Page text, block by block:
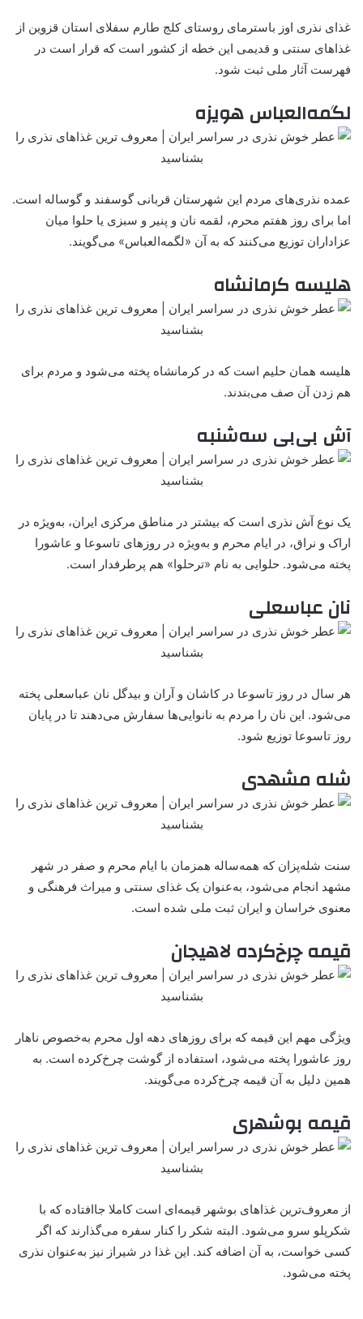
غذای نذری اوز باسترمای روستای کلج طارم سفلای استان قزوین از
غذاهای سنتی و قدیمی این خطه از کشور است که قرار است در
فهرست آثار ملی ثبت شود.
لگمه‌العباس هویزه
عمده نذری‌های مردم این شهرستان قربانی گوسفند و گوساله است.
اما برای روز هفتم محرم، لقمه نان و پنیر و سبزی یا حلوا میان
عزاداران توزیع می‌کنند که به آن «لگمه‌العباس» می‌گویند.
هلیسه کرمانشاه
هلیسه همان حلیم است که در کرمانشاه پخته می‌شود و مردم برای
هم زدن آن صف می‌بندند.
آش بی‌بی سه‌شنبه
یک نوع ‌آش نذری است که بیشتر در مناطق مرکزی ایران، به‌ویژه در
اراک و نراق، در ایام محرم و به‌ویژه در روزهای تاسوعا و عاشورا
پخته می‌شود. حلوایی به نام «ترحلوا» هم پرطرفدار است.
نان عباسعلی
هر سال در روز تاسوعا در کاشان و آران و بیدگل نان عباسعلی پخته
می‌شود. این نان را مردم به نانوایی‌ها سفارش می‌دهند تا در پایان
روز تاسوعا توزیع شود.
شله مشهدی
سنت شله‌پزان که همه‌ساله همزمان با ایام محرم و صفر در شهر
مشهد انجام می‌شود، به‌عنوان یک غذای سنتی و میراث فرهنگی و
معنوی خراسان و ایران ثبت ملی شده است.
قیمه چرخ‌کرده لاهیجان
ویژگی مهم این قیمه که برای روزهای دهه اول محرم به‌خصوص ناهار
روز عاشورا پخته می‌شود، استفاده از گوشت چرخ‌کرده است. به
همین دلیل به آن قیمه چرخ‌کرده می‌گویند.
قیمه بوشهری
از معروف‌ترین غذاهای بوشهر قیمه‌ای است کاملا جاافتاده که با
شکرپلو سرو می‌شود. البته شکر را کنار سفره می‌گذارند که اگر
کسی خواست، به آن اضافه کند. این غذا در شیراز نیز به‌عنوان نذری
پخته می‌شود.